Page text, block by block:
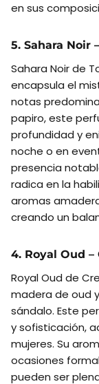
en sus
5. Sahara Noir
Sahara Noir de
encapsula el
notas
papiro, este
profundidad y
noche o en
presencia
radica en la
aromas
creando un
4. Royal Oud –
Royal Oud de
madera de oud
sándalo. Este
y sofisticación,
mujeres. Su
ocasiones
pueden ser